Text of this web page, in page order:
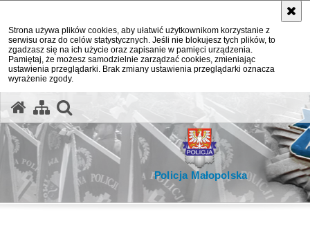
Strona używa plików cookies, aby ułatwić użytkownikom korzystanie z
serwisu oraz do celów statystycznych. Jeśli nie blokujesz tych plików, to
zgadzasz się na ich użycie oraz zapisanie w pamięci urządzenia.
Pamiętaj, że możesz samodzielnie zarządzać cookies, zmieniając
ustawienia przeglądarki. Brak zmiany ustawienia przeglądarki oznacza
wyrażenie zgody.
Policja Małopolska